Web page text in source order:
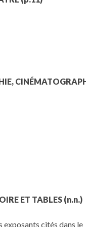
ET TABLES (n.n.)
cités dans le